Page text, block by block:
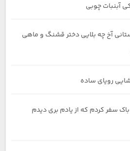
آبنبات چوبی
آخ چه بلایی دختر قشنگ و ماهی
رویای ساده
سفر کردم که از یادم بری دیدم